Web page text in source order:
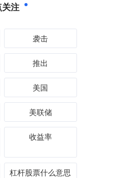
注
袭击
推出
美国
美联储
收益率
杠杆股票什么意思